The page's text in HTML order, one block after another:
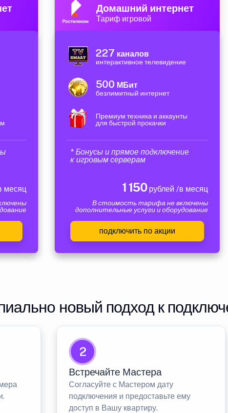
месяц
Домашний интернет
Тариф игровой
227 каналов
интерактивное телевидение
500 МБит
безлимитный интернет
Премиум техника и аккаунты
для быстрой прокачки
* Бонусы и прямое подключение
к игровым серверам
1 150рублей /в месяц
В стоимость тарифа не включены
дополнительные услуги и оборудование
подключить по акции
новый подход к
2
Встречайте Мастера
Согласуйте с Мастером дату
подключения и предоставьте ему
доступ в Вашу квартиру.